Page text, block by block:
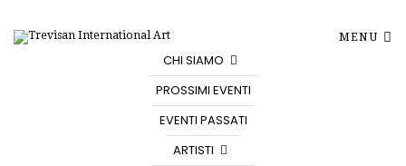
MENU
CHI SIAMO
PROSSIMI EVENTI
EVENTI PASSATI
ARTISTI